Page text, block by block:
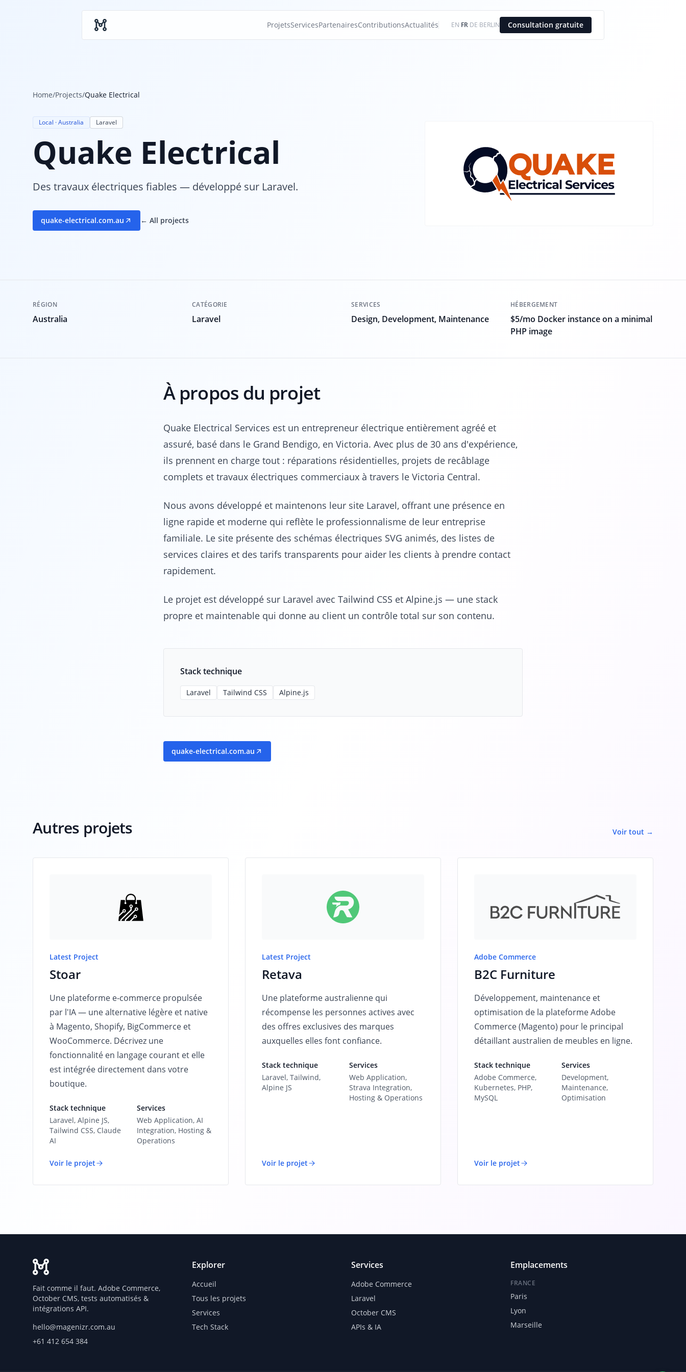
ProjetsServicesPartenairesContributionsActualités EN·FR·DE·BERLIN Consultation gratuite
Home/Projects/Quake Electrical
Local · Australia Laravel
Quake Electrical
Des travaux électriques fiables — développé sur Laravel.
quake-electrical.com.au ← All projects
RÉGION
Australia
CATÉGORIE
Laravel
SERVICES
Design, Development, Maintenance
HÉBERGEMENT
$5/mo Docker instance on a minimal
PHP image
À propos du projet
Quake Electrical Services est un entrepreneur électrique entièrement agréé et
assuré, basé dans le Grand Bendigo, en Victoria. Avec plus de 30 ans d'expérience,
ils prennent en charge tout : réparations résidentielles, projets de recâblage
complets et travaux électriques commerciaux à travers le Victoria Central.
Nous avons développé et maintenons leur site Laravel, offrant une présence en
ligne rapide et moderne qui reflète le professionnalisme de leur entreprise
familiale. Le site présente des schémas électriques SVG animés, des listes de
services claires et des tarifs transparents pour aider les clients à prendre contact
rapidement.
Le projet est développé sur Laravel avec Tailwind CSS et Alpine.js — une stack
propre et maintenable qui donne au client un contrôle total sur son contenu.
Stack technique
Laravel Tailwind CSS Alpine.js
quake-electrical.com.au
Autres projets Voir tout →
Latest Project
Stoar
Une plateforme e-commerce propulsée
par l'IA — une alternative légère et native
à Magento, Shopify, BigCommerce et
WooCommerce. Décrivez une
fonctionnalité en langage courant et elle
est intégrée directement dans votre
boutique.
Stack technique
Laravel, Alpine JS,
Tailwind CSS, Claude
AI
Services
Web Application, AI
Integration, Hosting &
Operations
Voir le projet
Latest Project
Retava
Une plateforme australienne qui
récompense les personnes actives avec
des offres exclusives des marques
auxquelles elles font confiance.
Stack technique
Laravel, Tailwind,
Alpine JS
Services
Web Application,
Strava Integration,
Hosting & Operations
Voir le projet
Adobe Commerce
B2C Furniture
Développement, maintenance et
optimisation de la plateforme Adobe
Commerce (Magento) pour le principal
détaillant australien de meubles en ligne.
Stack technique
Adobe Commerce,
Kubernetes, PHP,
MySQL
Services
Development,
Maintenance,
Optimisation
Voir le projet
Fait comme il faut. Adobe Commerce,
October CMS, tests automatisés &
intégrations API.
hello@magenizr.com.au
+61 412 654 384
Explorer
Accueil
Tous les projets
Services
Tech Stack
Services
Adobe Commerce
Laravel
October CMS
APIs & IA
Emplacements
FRANCE
Paris
Lyon
Marseille